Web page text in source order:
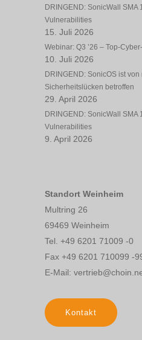
DRINGEND: SonicWall SMA
Vulnerabilities
15. Juli 2026
Webinar: Q3 ’26 – Top-
10. Juli 2026
DRINGEND: SonicOS ist von
Sicherheitslücken betroffen
29. April 2026
DRINGEND: SonicWall SMA
Vulnerabilities
9. April 2026
Standort Weinheim
Multring 26
69469 Weinheim
Tel. +49 6201 71009 -0
Fax +49 6201 710099 -
E-Mail:
Kontakt